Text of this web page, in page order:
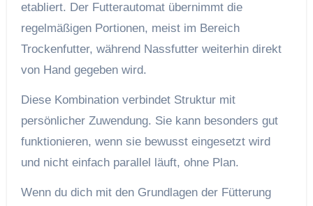
etabliert. Der Futterautomat übernimmt die
regelmäßigen Portionen, meist im Bereich
Trockenfutter, während Nassfutter weiterhin direkt
von Hand gegeben wird.
Diese Kombination verbindet Struktur mit
persönlicher Zuwendung. Sie kann besonders gut
funktionieren, wenn sie bewusst eingesetzt wird
und nicht einfach parallel läuft, ohne Plan.
Wenn du dich mit den Grundlagen der Fütterung